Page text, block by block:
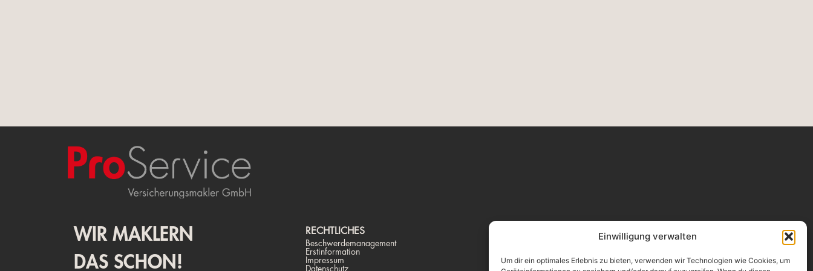
Einwilligung verwalten
Um dir ein optimales Erlebnis zu bieten, verwenden wir Technologien wie Cookies, um
WIR MAKLERN
DAS SCHON!
RECHTLICHES
Beschwerdemanagement
Erstinformation
Impressum
Datenschutz
ProService Versicherungsmakler GmbH
Tel.: 0221 / 931 254 - 0
mail@proservicekoeln.de